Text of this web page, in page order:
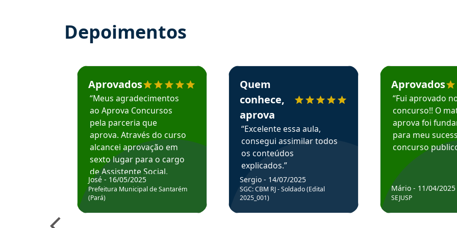
Depoimentos
Estudante José recomenda o Aprova Concursos em depoimento
Aprovados
“Meus agradecimentos
ao Aprova Concursos
pela parceria que
aprova. Através do curso
alcancei aprovação em
sexto lugar para o cargo
de Assistente Social.
Hoje estou atuando na
Prefeitura de Santarém.
José - 16/05/2025
Prefeitura Municipal de Santarém
(Pará)
Estudante Sergio recomenda o Aprova Concursos em depoimento
Quem
conhece,
aprova
“Excelente essa aula,
consegui assimilar todos
os conteúdos
explicados.”
Sergio - 14/07/2025
SGC: CBM RJ - Soldado (Edital
2025_001)
Estudante Mário
Aprovados
“Fui aprovado
concurso!! O
aprova foi
para meu
concurso
Mário - 11/04/2025
SEJUSP